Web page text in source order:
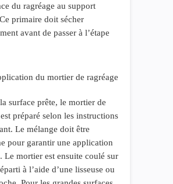
du ragréage au support
primaire doit sécher
avant de passer à l’étape
du mortier de ragréage
surface prête, le mortier de
préparé selon les instructions
Le mélange doit être
pour garantir une application
Le mortier est ensuite coulé sur
à l’aide d’une lisseuse ou